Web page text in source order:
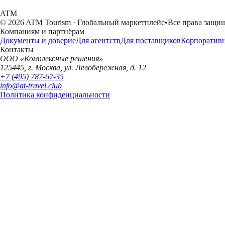
ATM
© 2026 ATM Tourism · Глобальный маркетплейс•Все права
Компаниям и партнёрам
Документы и довериеДля агентствДля поставщиков
Контакты
ООО «Комплексные решения»
125445, г. Москва, ул. Левобережная, д. 12
+7 (495) 787-67-35
info@at-travel.club
Политика конфиденциальности